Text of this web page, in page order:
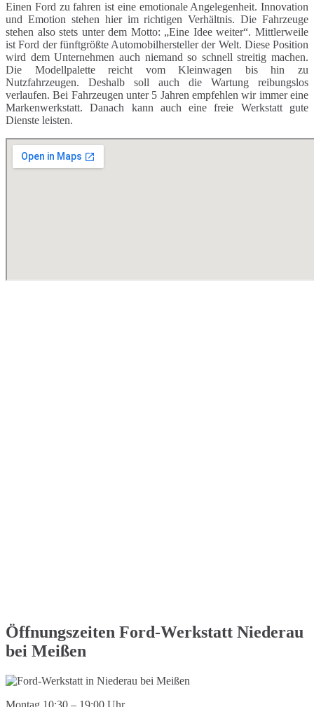
Einen Ford zu fahren ist eine emotionale Angelegenheit. Innovation
und Emotion stehen hier im richtigen Verhältnis. Die Fahrzeuge
stehen also stets unter dem Motto: „Eine Idee weiter“. Mittlerweile
ist Ford der fünftgrößte Automobilhersteller der Welt. Diese Position
wird dem Unternehmen auch niemand so schnell streitig machen.
Die Modellpalette reicht vom Kleinwagen bis hin zu
Nutzfahrzeugen. Deshalb soll auch die Wartung reibungslos
verlaufen. Bei Fahrzeugen unter 5 Jahren empfehlen wir immer eine
Markenwerkstatt. Danach kann auch eine freie Werkstatt gute
Dienste leisten.
Öffnungszeiten Ford-Werkstatt Niederau
bei Meißen